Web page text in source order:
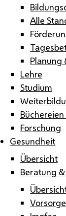
Alle
Planung
Lehre
Studium
Forschung
Gesundheit
Übersicht
Beratung